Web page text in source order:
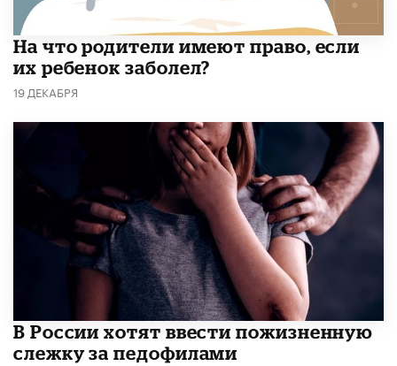
На что родители имеют право, если
их ребенок заболел?
19 ДЕКАБРЯ
В России хотят ввести пожизненную
слежку за педофилами